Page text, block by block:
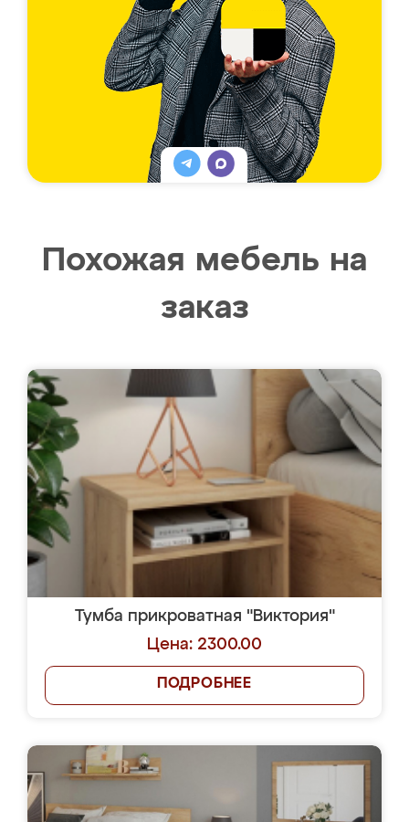
Похожая мебель на
заказ
Тумба прикроватная "Виктория"
Цена: 2300.00
ПОДРОБНЕЕ